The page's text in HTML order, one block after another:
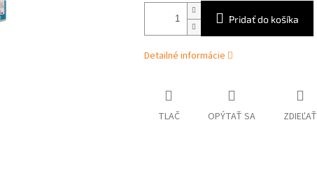
Pridať do košíka
Detailné informácie
TLAČ OPÝTAŤ SA ZDIEĽAŤ